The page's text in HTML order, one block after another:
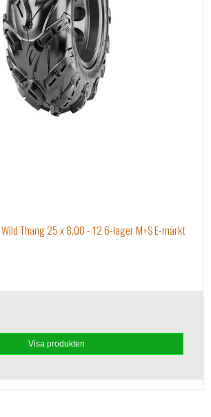
Thang 25 x 8,00 - 12 6-lager M+S E-märkt
Visa produkten